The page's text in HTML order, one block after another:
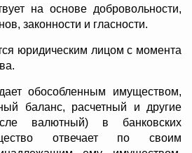
на основе добровольности,
законности и гласности.
юридическим лицом с момента
обособленным имуществом,
баланс, расчетный и другие
валютный) в банковских
отвечает по своим